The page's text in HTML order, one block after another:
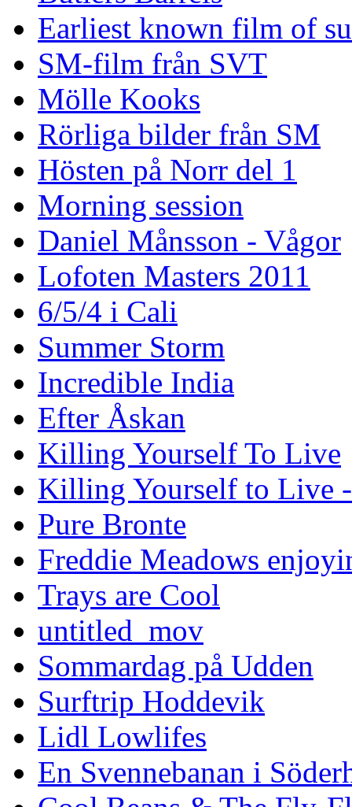
Earliest known film of
SM-film från SVT
Mölle Kooks
Rörliga bilder från SM
Hösten på Norr del 1
Morning session
Daniel Månsson - Vågor
Lofoten Masters 2011
6/5/4 i Cali
Summer Storm
Incredible India
Efter Åskan
Killing Yourself To Live
Killing Yourself to Live -
Pure Bronte
Freddie Meadows
Trays are Cool
untitled_mov
Sommardag på Udden
Surftrip Hoddevik
Lidl Lowlifes
En Svennebanan i